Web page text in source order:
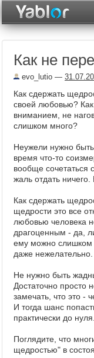
Как не
evo_lutio —
Как сдержать
своей любовью?
вниманием, не
слишком много?
Неужели нужно
время что-то
вообще сочетаться
жаль отдать
Как сдержать
щедрости это все
любовью человека
драгоценным - да,
ему можно слишком
даже нежелательно.
Не нужно быть
Достаточно просто
замечать, что это -
И тогда шанс
практически до нуля.
Поглядите, что
щедростью" в